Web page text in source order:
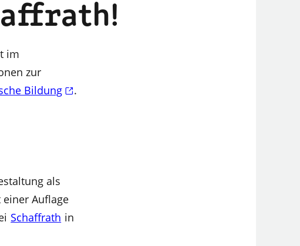
im
zur
Bildung .
als
Auflage
Schaffrath in